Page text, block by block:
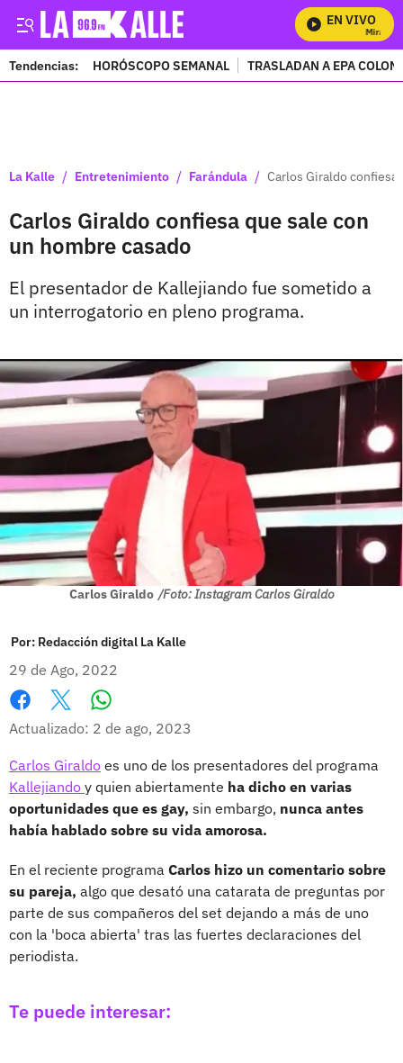
EN VIVO
Mira
Tendencias: HORÓSCOPO SEMANAL TRASLADAN A EPA
La Kalle / Entretenimiento / Farándula / Carlos Giraldo confiesa
Carlos Giraldo confiesa que sale con
un hombre casado
El presentador de Kallejiando fue sometido a
un interrogatorio en pleno programa.
Carlos Giraldo /Foto: Instagram Carlos Giraldo
Por: Redacción digital La Kalle
29 de Ago, 2022
Facebook
X
Actualizado: 2 de ago, 2023
Carlos Giraldo es uno de los presentadores del programa
Kallejiando y quien abiertamente ha dicho en varias
oportunidades que es gay, sin embargo, nunca antes
había hablado sobre su vida amorosa.
En el reciente programa Carlos hizo un comentario sobre
su pareja, algo que desató una catarata de preguntas por
parte de sus compañeros del set dejando a más de uno
con la 'boca abierta' tras las fuertes declaraciones del
periodista.
Te puede interesar: